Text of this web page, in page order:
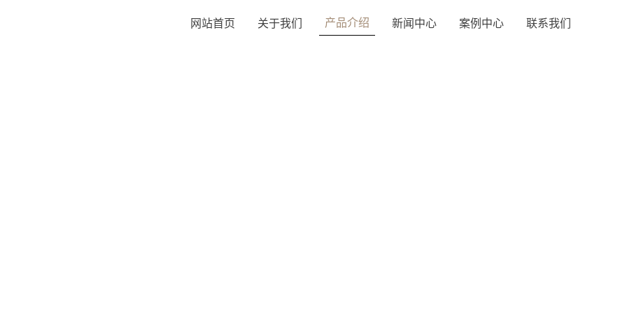
网站首页 关于我们 产品介绍 新闻中心 案例中心 联系我们